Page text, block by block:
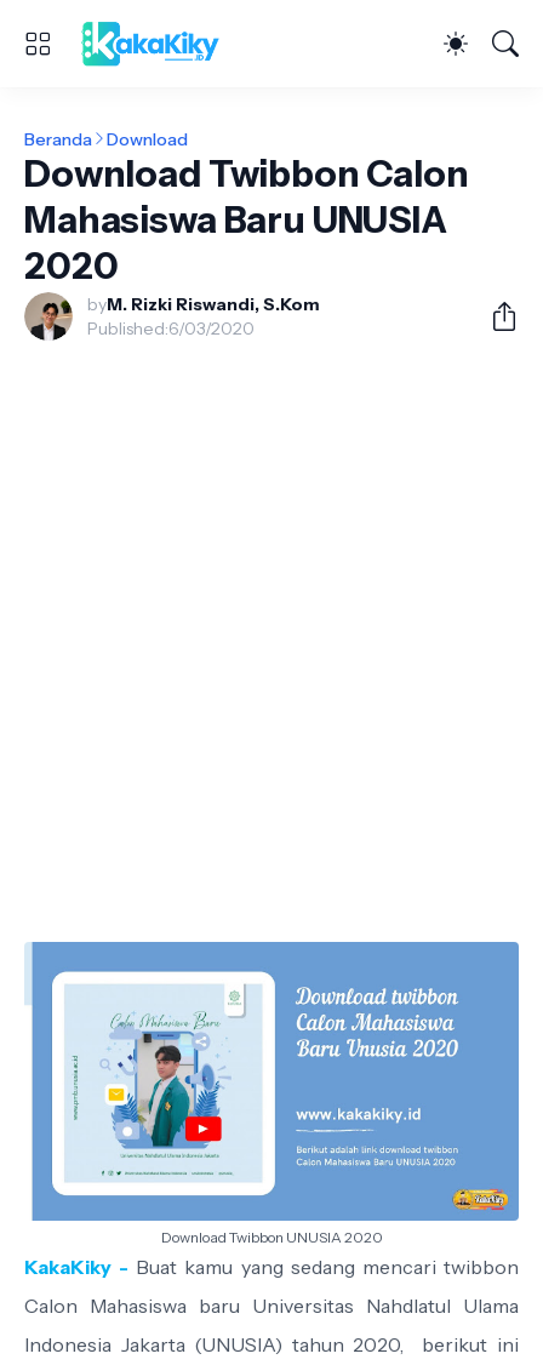
Beranda Download
Download Twibbon Calon
Mahasiswa Baru UNUSIA
2020
byM. Rizki Riswandi, S.Kom
Published:6/03/2020
Download Twibbon UNUSIA 2020
KakaKiky - Buat kamu yang sedang mencari twibbon
Calon Mahasiswa baru Universitas Nahdlatul Ulama
Indonesia Jakarta (UNUSIA) tahun 2020,
berikut ini